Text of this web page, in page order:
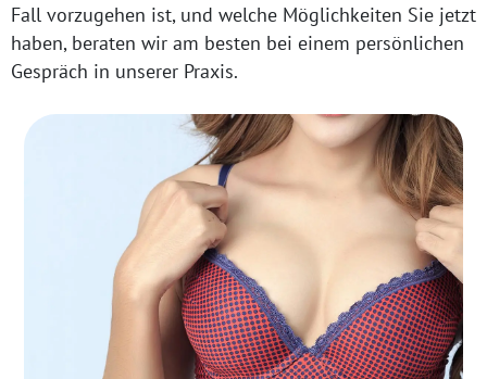
Fall vorzugehen ist, und welche Möglichkeiten Sie jetzt
haben, beraten wir am besten bei einem persönlichen
Gespräch in unserer Praxis.